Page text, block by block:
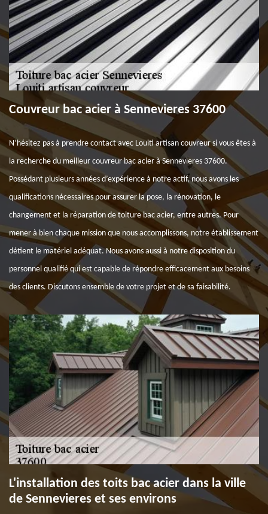
Couvreur bac acier à Sennevieres 37600
N’hésitez pas à prendre contact avec Louiti artisan couvreur si vous êtes à
la recherche du meilleur couvreur bac acier à Sennevieres 37600.
Possédant plusieurs années d’expérience à notre actif, nous avons les
qualifications nécessaires pour assurer la pose, la rénovation, le
changement et la réparation de toiture bac acier, entre autres. Pour
mener à bien chaque mission que nous accomplissons, notre établissement
détient le matériel adéquat. Nous avons aussi à notre disposition du
personnel qualifié qui est capable de répondre efficacement aux besoins
des clients. Discutons ensemble de votre projet et de sa faisabilité.
L'installation des toits bac acier dans la ville
de Sennevieres et ses environs